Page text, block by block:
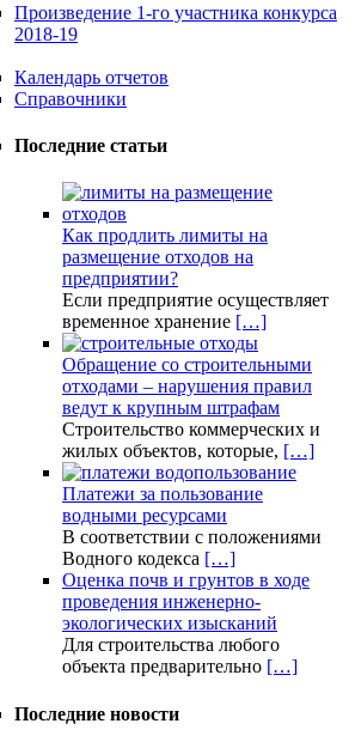
Произведение 1-го участника конкурса
2018-19
Календарь отчетов
Справочники
Последние статьи
Как продлить лимиты на
размещение отходов на
предприятии?
Если предприятие осуществляет
временное хранение […]
Обращение со строительными
отходами – нарушения правил
ведут к крупным штрафам
Строительство коммерческих и
жилых объектов, которые, […]
Платежи за пользование
водными ресурсами
В соответствии с положениями
Водного кодекса […]
Оценка почв и грунтов в ходе
проведения инженерно-
экологических изысканий
Для строительства любого
объекта предварительно […]
Последние новости